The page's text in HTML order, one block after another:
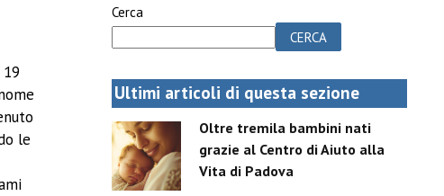
le
Cerca
CERCA
Ultimi articoli di questa sezione
Oltre tremila bambini nati
grazie al Centro di Aiuto alla
Vita di Padova